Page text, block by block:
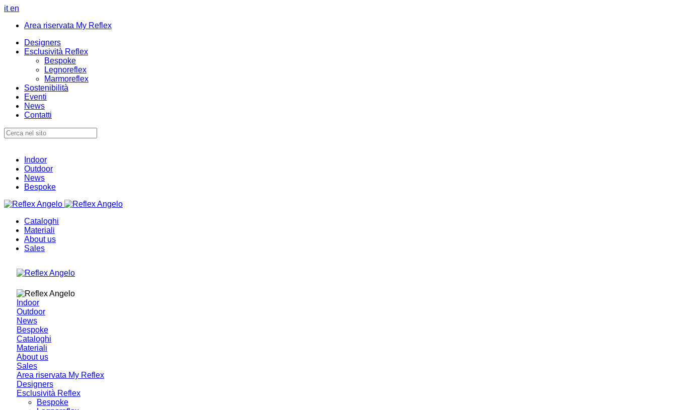
it en
Area riservata My Reflex
Designers
Esclusività Reflex
Bespoke
Legnoreflex
Marmoreflex
Sostenibilità
Eventi
News
Contatti
Indoor
Outdoor
News
Bespoke
Cataloghi
Materiali
About us
Sales
Indoor
Outdoor
News
Bespoke
Cataloghi
Materiali
About us
Sales
Area riservata My Reflex
Designers
Esclusività Reflex
Bespoke